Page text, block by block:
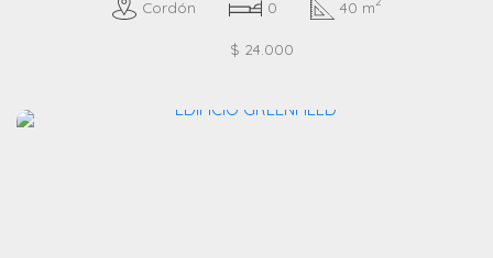
Cordón 0 40 m
$ 24.000